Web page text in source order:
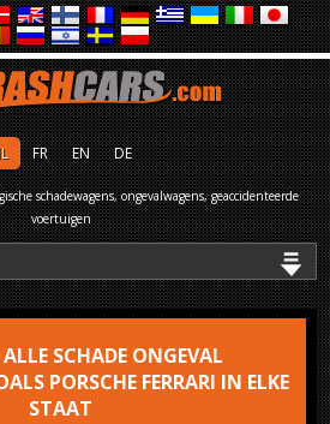
FR EN DE
schadewagens, ongevalwagens, geaccidenteerde
voertuigen
SCHADE ONGEVAL
PORSCHE FERRARI IN ELKE
STAAT